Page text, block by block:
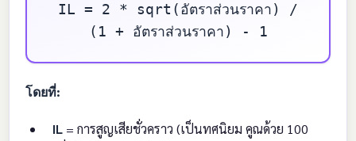
IL = 2 * sqrt(อัตราส่วนราคา) /
(1 + อัตราส่วนราคา) - 1
โดยที่:
IL = การสูญเสียชั่วคราว (เป็นทศนิยม คูณด้วย 100